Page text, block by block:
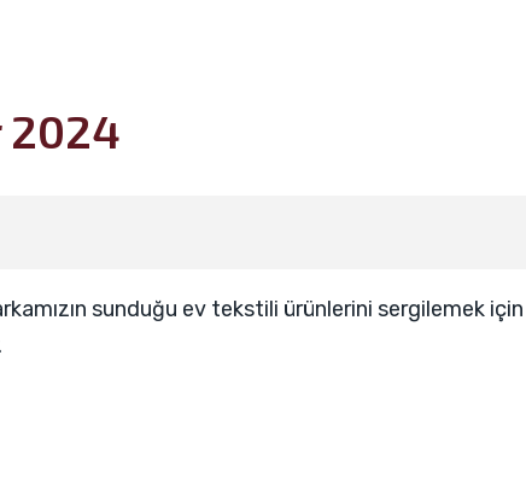
2024
sunduğu ev tekstili ürünlerini sergilemek